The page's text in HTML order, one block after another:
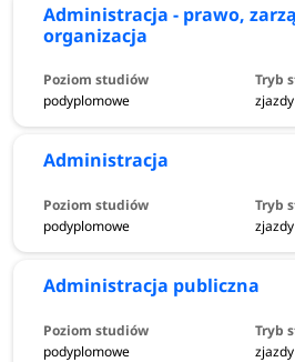
Administracja - prawo,
organizacja
podyplomowe zjazdy
Administracja
podyplomowe zjazdy
Administracja publiczna
podyplomowe zjazdy